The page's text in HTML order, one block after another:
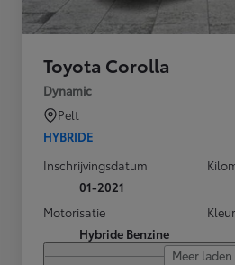
Toyota Corolla
Dynamic
Pelt
HYBRIDE
Inschrijvingsdatum
01-2021
Motorisatie
Hybride Benzine
Kleur
Meer laden